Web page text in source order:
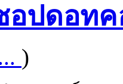
อปดอท
)